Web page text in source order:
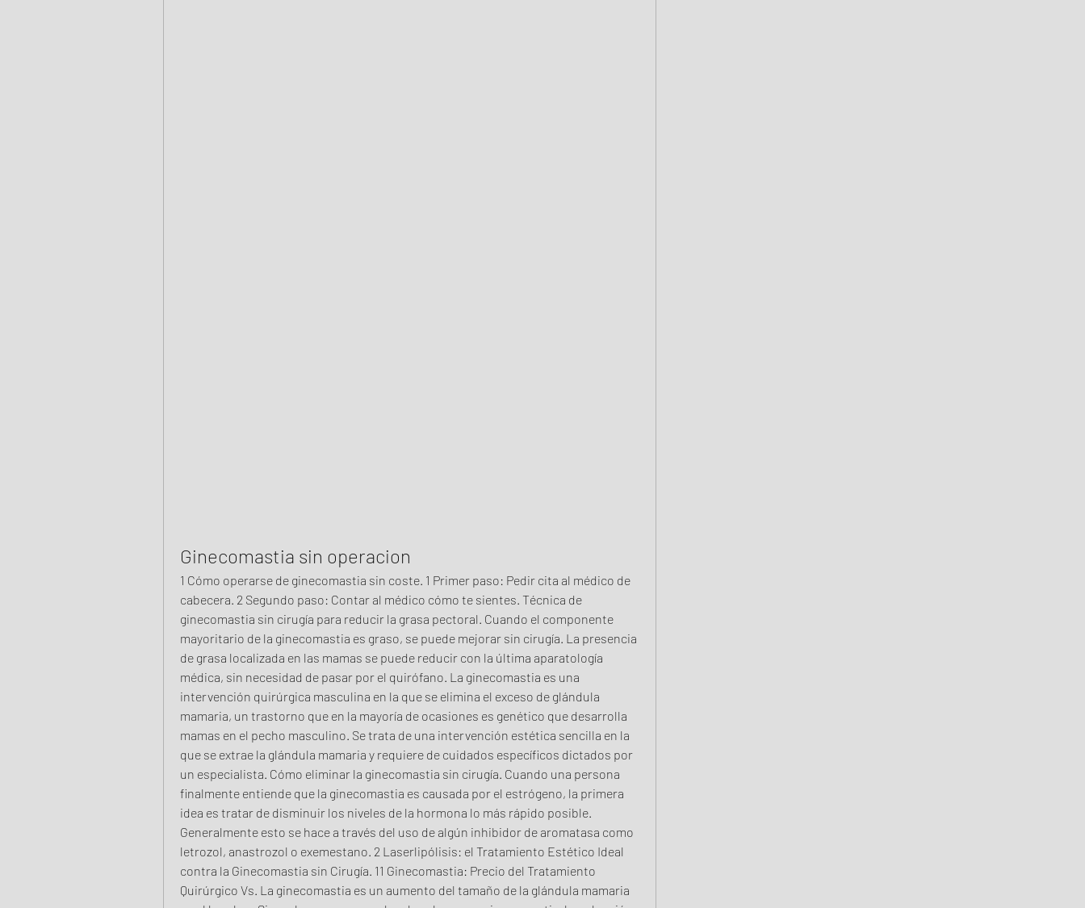
Ginecomastia sin operacion
1 Cómo operarse de ginecomastia sin coste. 1 Primer paso: Pedir cita al médico de
cabecera. 2 Segundo paso: Contar al médico cómo te sientes. Técnica de
ginecomastia sin cirugía para reducir la grasa pectoral. Cuando el componente
mayoritario de la ginecomastia es graso, se puede mejorar sin cirugía. La presencia
de grasa localizada en las mamas se puede reducir con la última aparatología
médica, sin necesidad de pasar por el quirófano. La ginecomastia es una
intervención quirúrgica masculina en la que se elimina el exceso de glándula
mamaria, un trastorno que en la mayoría de ocasiones es genético que desarrolla
mamas en el pecho masculino. Se trata de una intervención estética sencilla en la
que se extrae la glándula mamaria y requiere de cuidados específicos dictados por
un especialista. Cómo eliminar la ginecomastia sin cirugía. Cuando una persona
finalmente entiende que la ginecomastia es causada por el estrógeno, la primera
idea es tratar de disminuir los niveles de la hormona lo más rápido posible.
Generalmente esto se hace a través del uso de algún inhibidor de aromatasa como
letrozol, anastrozol o exemestano. 2 Laserlipólisis: el Tratamiento Estético Ideal
contra la Ginecomastia sin Cirugía. 11 Ginecomastia: Precio del Tratamiento
Quirúrgico Vs. La ginecomastia es un aumento del tamaño de la glándula mamaria